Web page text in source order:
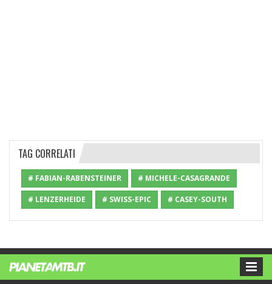
TAG CORRELATI
# FABIAN-RABENSTEINER # MICHELE-CASAGRANDE
# LENZERHEIDE # SWISS-EPIC # CASEY-SOUTH